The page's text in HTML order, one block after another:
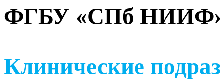
ФГБУ «СПб НИИФ»
Клинические